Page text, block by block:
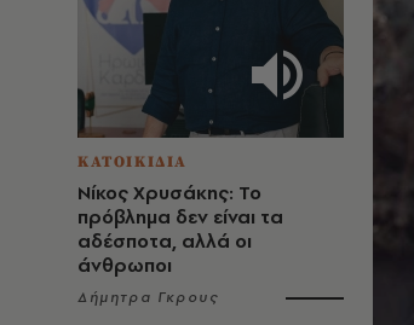
ΚΑΤΟΙΚΙΔΙΑ
Νίκος Χρυσάκης: Το
πρόβλημα δεν είναι τα
αδέσποτα, αλλά οι
άνθρωποι
Δήμητρα Γκρους